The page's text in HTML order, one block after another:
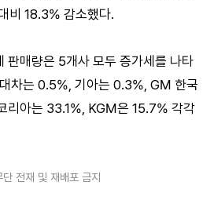
비 18.3% 감소했다.
판매량은 5개사 모두 증가세를 나타
차는 0.5%, 기아는 0.3%, GM 한국
리아는 33.1%, KGM은 15.7% 각각
전재 및 재배포 금지